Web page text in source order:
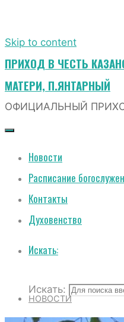
Skip to content
ПРИХОД В ЧЕСТЬ
МАТЕРИ, П.ЯНТАРНЫЙ
ОФИЦИАЛЬНЫЙ
Новости
Расписание
Контакты
Духовенство
Искать:
Искать:
НОВОСТИ